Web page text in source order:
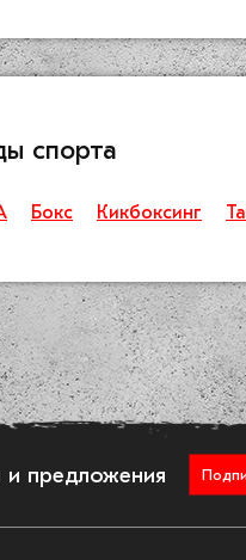
спорта
Бокс Кикбоксинг
и предложения